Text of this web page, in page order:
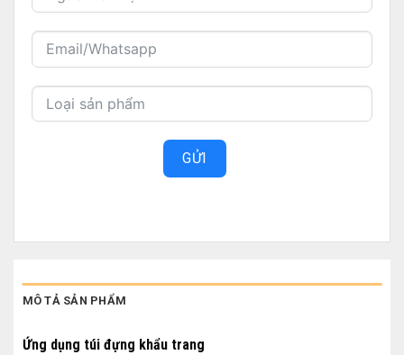
GỬI
MÔ TẢ SẢN PHẨM
Ứng dụng túi đựng khẩu trang